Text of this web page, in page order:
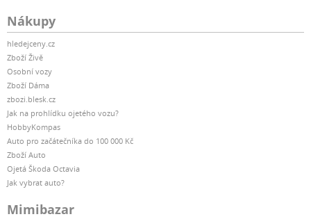
Nákupy
hledejceny.cz
Zboží Živě
Osobní vozy
Zboží Dáma
zbozi.blesk.cz
Jak na prohlídku ojetého vozu?
HobbyKompas
Auto pro začátečníka do 100 000 Kč
Zboží Auto
Ojetá Škoda Octavia
Jak vybrat auto?
Mimibazar